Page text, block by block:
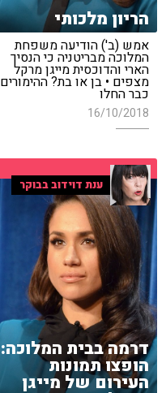
הריון מלכותי
אמש (ב') הודיעה משפחת
המלוכה מבריטניה כי הנסיך
הארי והדוכסית מייגן מרקל
מצפים • בן או בת? ההימורים
כבר החלו
16/10/2018
ענת דוידוב בבוקר
דרמה בבית המלוכה:
הופצו תמונות
העירום של מייגן